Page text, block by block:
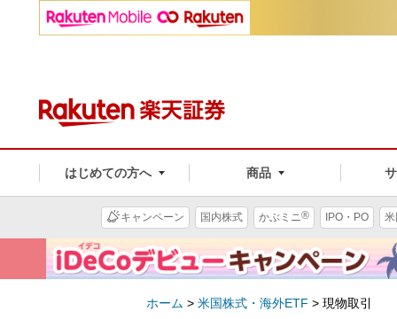
はじめての方へ 商品
キャンペーン 国内株式 かぶミニ® IPO・PO
ホーム > 米国株式・海外ETF > 現物取引